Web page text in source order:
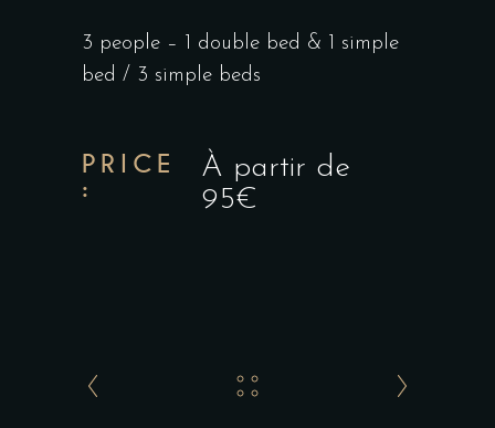
3 people – 1 double bed & 1 simple
bed / 3 simple beds
PRICE
:
À partir de
95€